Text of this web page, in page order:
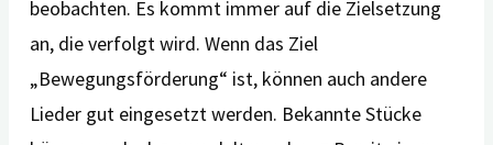
beobachten. Es kommt immer auf die Zielsetzung
an, die verfolgt wird. Wenn das Ziel
„Bewegungsförderung“ ist, können auch andere
Lieder gut eingesetzt werden. Bekannte Stücke